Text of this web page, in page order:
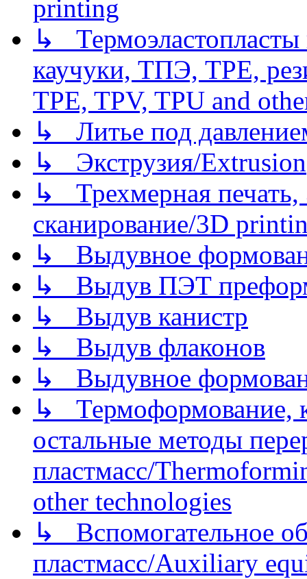
printing
↳
каучуки, ТПЭ, TPE,
TPE, TPV, TPU and
↳ Литье под
↳ Экструзия/Extrusion
↳ Трехмерная
сканирование/3D
↳ Выдувное
↳ Выдув ПЭТ
↳ Выдув канистр
↳ Выдув флаконов
↳ Выдувное
↳ Термоформование,
остальные методы
пластмасс/
other technologies
↳ Вспомогательное
пластмасс/Auxiliary